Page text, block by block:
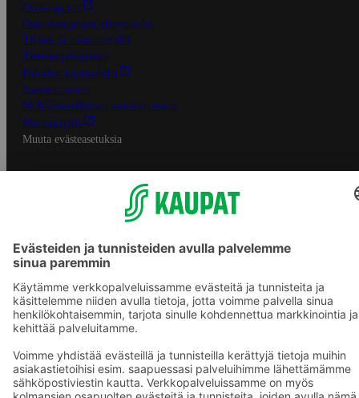
Oiva-raportit
Osuuskauppojen yhteystiedot
Tilaus- ja toimitusehdot
Tietosuojakäytäntö
Palvelun käyttöehdot
Saavutettavuus
Mobiilisovelluksen saavutettavuus
Mainostajalle
Muuta evästeasetuksia
S-ryhmän palvelut
S-ryhmä
Asiakasomistajuus
Yhteishyvä Ruoka -sovellus
S-ostoslista -sovellus
Prisma.fi
Sokos.fi
S-Pankki
Yhteishyvä
Sokos Hotels